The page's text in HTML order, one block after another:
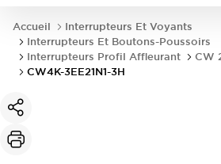
Accueil
Interrupteurs Et Voyants
Interrupteurs Et Boutons-Poussoirs
Interrupteurs Profil Affleurant
CW
CW4K-3EE21N1-3H